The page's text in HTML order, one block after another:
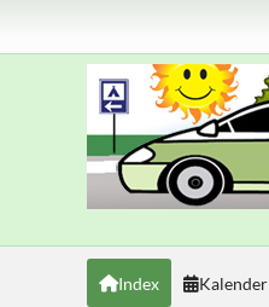
Index Kalender